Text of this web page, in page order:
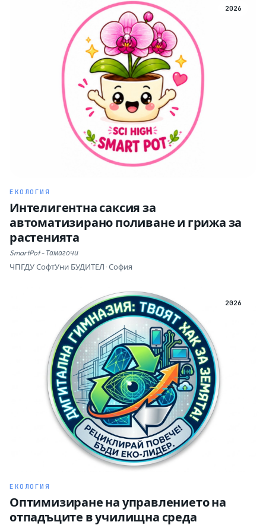
2026
ЕКОЛОГИЯ
Интелигентна саксия за
автоматизирано поливане и грижа за
растенията
SmartPot - Тамагочи
ЧПГДУ СофтУни БУДИТЕЛ · София
2026
ЕКОЛОГИЯ
Оптимизиране на управлението на
отпадъците в училищна среда